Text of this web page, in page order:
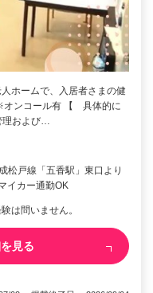
ホームで、入居者さまの健
オンコール有 【 具体的に
および…
松戸線「五香駅」東口より
カー通勤OK
は問いません。
見る